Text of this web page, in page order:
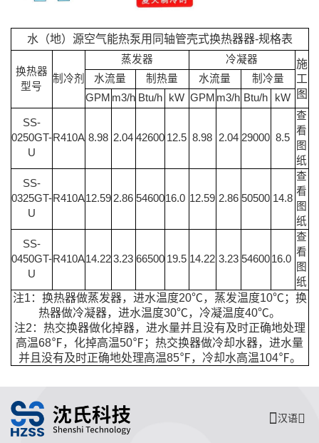
水（地）源空气能热泵用同轴管壳式换热器器-规格表
换热器
型号
制冷剂
蒸发器 冷凝器
施
工
图
水流量 制热量 水流量
制冷量
GPM m3/h Btu/h kW GPM m3/h Btu/h kW
SS-
0250GT-
U
R410A 8.98 2.04 42600 12.5 8.98 2.04 29000 8.5
查
看
图
纸
SS-
0325GT-
U
R410A12.59 2.86 5460016.0 12.59 2.86 50500 14.8
查
看
图
纸
SS-
0450GT-
U
R410A14.22 3.23 66500 19.5 14.22 3.23 5460016.0
查
看
图
纸
注1：换热器做蒸发器，进水温度20℃，蒸发温度10℃；换
热器做冷凝器，进水温度30℃，冷凝温度40℃。
注2：热交换器做化掉器，进水量并且没有及时正确地处理
高温68℉，化掉高温50℉；热交换器做冷却水器，进水量
并且没有及时正确地处理高温85℉，冷却水高温104℉。
汉语